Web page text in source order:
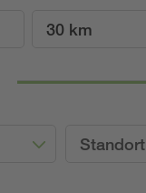
30 km
Standort